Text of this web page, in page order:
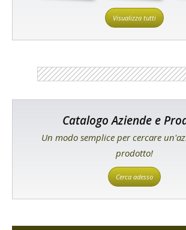
Visualizza tutti
Catalogo Aziende e
Un modo semplice per cercare
prodotto!
Cerca adesso